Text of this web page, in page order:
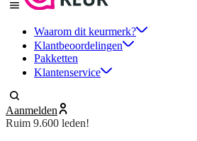
Waarom dit keurmerk?
Klantbeoordelingen
Pakketten
Klantenservice
Aanmelden
Ruim 9.600 leden!